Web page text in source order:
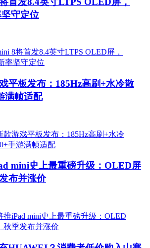
守定位
平板发布：185Hz高刷+水冷散
满帧适配
mini史上最重磅升级：OLED屏
布并涨价